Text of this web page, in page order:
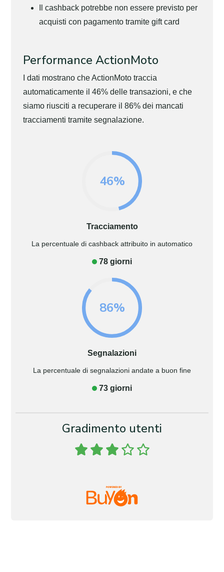
Il cashback potrebbe non essere previsto per
acquisti con pagamento tramite gift card
Performance ActionMoto
I dati mostrano che ActionMoto traccia
automaticamente il 46% delle transazioni, e che
siamo riusciti a recuperare il 86% dei mancati
tracciamenti tramite segnalazione.
46%
Tracciamento
La percentuale di cashback attribuito in automatico
78 giorni
86%
Segnalazioni
La percentuale di segnalazioni andate a buon fine
73 giorni
Gradimento utenti